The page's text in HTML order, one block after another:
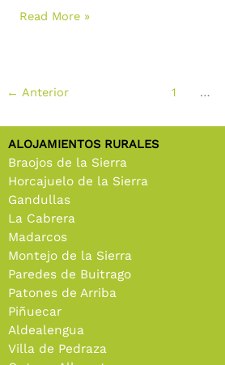
Read More »
← Anterior 1 …
ALOJAMIENTOS RURALES
Braojos de la Sierra
Horcajuelo de la Sierra
Gandullas
La Cabrera
Madarcos
Montejo de la Sierra
Paredes de Buitrago
Patones de Arriba
Piñuecar
Aldealengua
Villa de Pedraza